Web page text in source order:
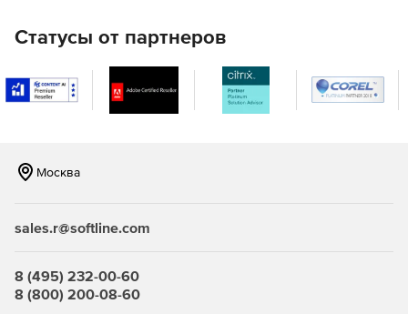
устройства, отправка голосовых сообщений с
автоматическим распознаванием текста, а также
информационные и новостные каналы.
Документы
файлами в форматах DOCX, PPTX, XLSX. Поддерживает
Диск
Сервис предоставляет облачное хранилище файлов
объемом до 3ТБ. Без рекламы. Позволяет загружать
файлы в хранилище, делиться ими с коллегами или
Статусы от партнеров
Москва
sales.r@softline.com
8 (495) 232-00-60
8 (800) 200-08-60